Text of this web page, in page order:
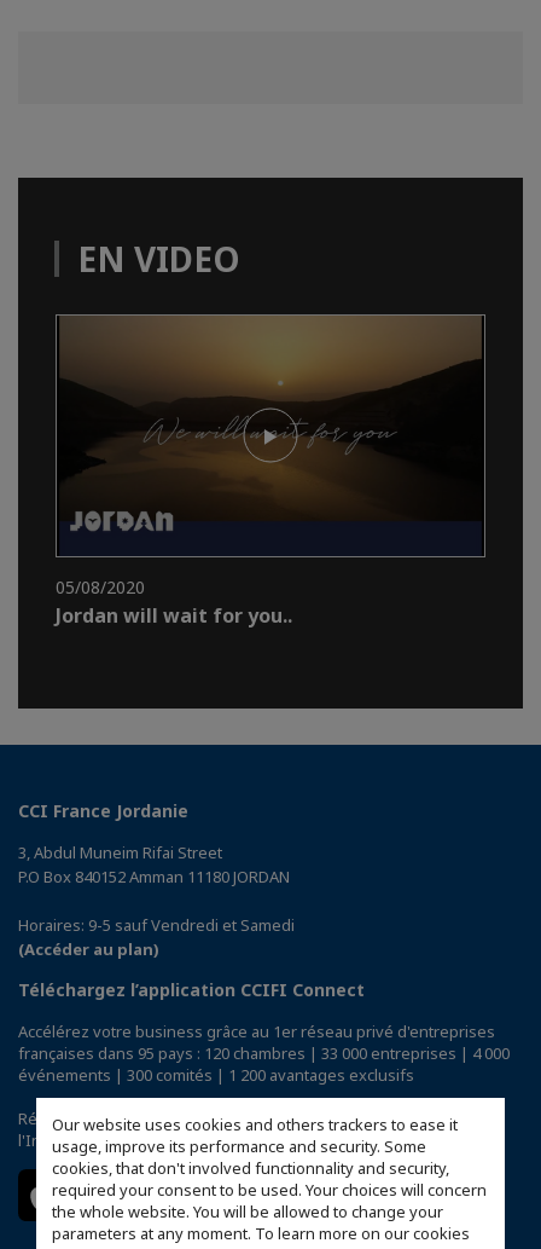
Our website uses cookies and others trackers to ease it
usage, improve its performance and security. Some
cookies, that don't involved functionnality and security,
required your consent to be used. Your choices will concern
the whole website. You will be allowed to change your
parameters at any moment. To learn more on our cookies
EN VIDEO
05/08/2020
Jordan will wait for you..
CCI France Jordanie
3, Abdul Muneim Rifai Street
P.O Box 840152 Amman 11180 JORDAN
Horaires: 9-5 sauf Vendredi et Samedi
(Accéder au plan)
Téléchargez l’application CCIFI Connect
Accélérez votre business grâce au 1er réseau privé d'entreprises
françaises dans 95 pays : 120 chambres | 33 000 entreprises | 4 000
événements | 300 comités | 1 200 avantages exclusifs
Réservée exclusivement aux membres des CCI Françaises à
l'International,découvrez l'app CCIFI Connect.